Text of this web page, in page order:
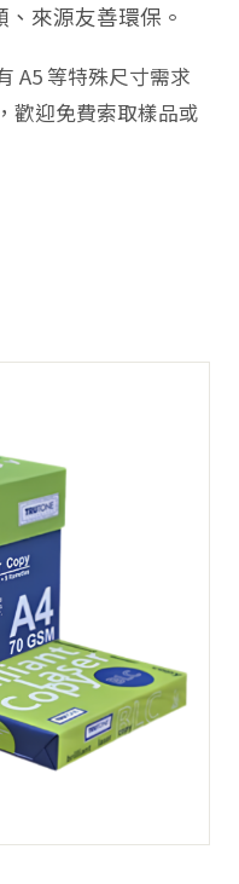
來源友善環保。
A5 等特殊尺寸需求
歡迎免費索取樣品或